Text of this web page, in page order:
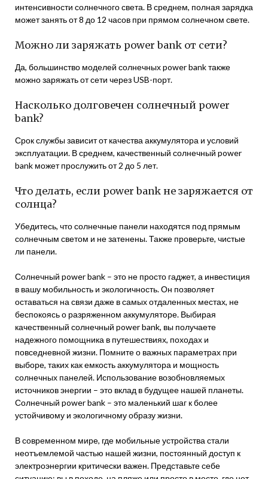
интенсивности солнечного света. В среднем, полная зарядка
может занять от 8 до 12 часов при прямом солнечном свете.
Можно ли заряжать power bank от сети?
Да, большинство моделей солнечных power bank также
можно заряжать от сети через USB-порт.
Насколько долговечен солнечный power
bank?
Срок службы зависит от качества аккумулятора и условий
эксплуатации. В среднем, качественный солнечный power
bank может прослужить от 2 до 5 лет.
Что делать, если power bank не заряжается от
солнца?
Убедитесь, что солнечные панели находятся под прямым
солнечным светом и не затенены. Также проверьте, чистые
ли панели.
Солнечный power bank – это не просто гаджет, а инвестиция
в вашу мобильность и экологичность. Он позволяет
оставаться на связи даже в самых отдаленных местах, не
беспокоясь о разряженном аккумуляторе. Выбирая
качественный солнечный power bank, вы получаете
надежного помощника в путешествиях, походах и
повседневной жизни. Помните о важных параметрах при
выборе, таких как емкость аккумулятора и мощность
солнечных панелей. Использование возобновляемых
источников энергии – это вклад в будущее нашей планеты.
Солнечный power bank – это маленький шаг к более
устойчивому и экологичному образу жизни.
В современном мире, где мобильные устройства стали
неотъемлемой частью нашей жизни, постоянный доступ к
электроэнергии критически важен. Представьте себе